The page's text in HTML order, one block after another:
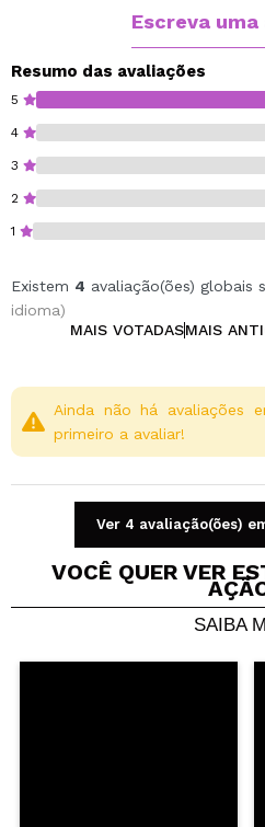
Escreva
Resumo das avaliações
5
4
3
2
1
Existem 4 avaliação(ões) globais
idioma)
MAIS VOTADASMAIS
Compartilhar um
Seu vídeo pode ser o
Ainda não há avaliações
primeiro a avaliar!
Ver 4 avaliação(ões)
VOCÊ QUER VER
SAIBA